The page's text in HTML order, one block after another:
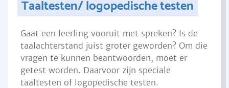
Taaltesten/ logopedische testen
Gaat een leerling vooruit met spreken? Is de
taalachterstand juist groter geworden? Om die
vragen te kunnen beantwoorden, moet er
getest worden. Daarvoor zijn speciale
taaltesten of logopedische testen.